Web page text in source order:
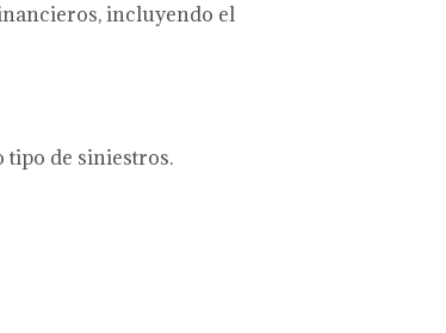
incluyendo el
tipo de siniestros.